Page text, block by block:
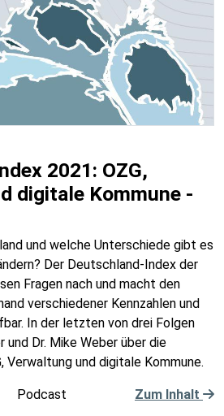
2021: OZG,
digitale Kommune -
und welche Unterschiede gibt es
Der Deutschland-Index der
Fragen nach und macht den
verschiedener Kennzahlen und
In der letzten von drei Folgen
und Dr. Mike Weber über die
Verwaltung und digitale Kommune.
Podcast Zum Inhalt